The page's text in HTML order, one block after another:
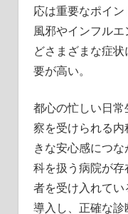
応は重要なポイ
風邪やインフル
どさまざまな症
要が高い。
都心の忙しい日
察を受けられる
きな安心感につ
科を扱う病院が
者を受け入れて
導入し、正確な